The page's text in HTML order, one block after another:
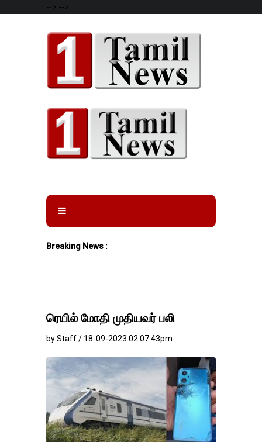
--> -->
Breaking News :
ரெயில் மோதி முதியவர் பலி
by Staff / 18-09-2023 02:07:43pm